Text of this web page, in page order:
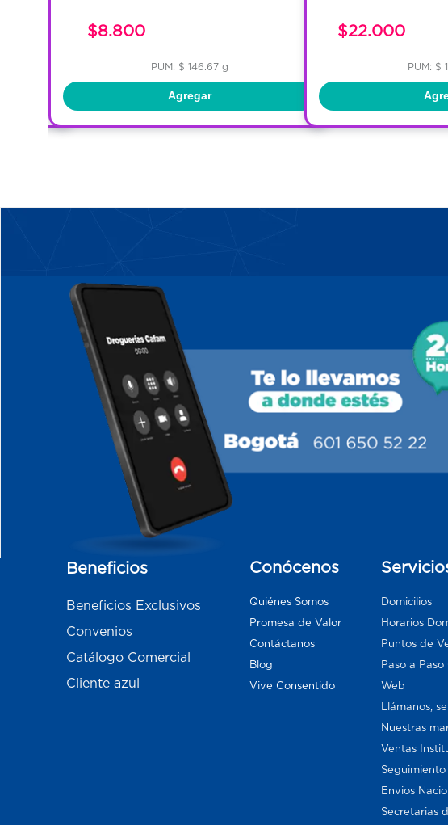
$8.800
PUM: $ 146.67 g
Agregar
$22.000
PUM: $
Beneficios
Beneficios Exclusivos
Convenios
Catálogo Comercial
Cliente azul
Conócenos
Quiénes Somos
Promesa de Valor
Contáctanos
Blog
Vive Consentido
Domicilios
Horarios
Puntos de
Paso a
Web
Llámanos,
Nuestras
Ventas
Envios
Secretarias